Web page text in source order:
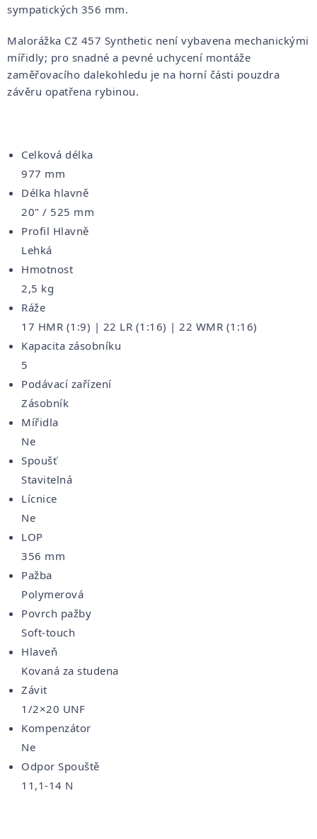
sympatických 356 mm.
Malorážka CZ 457 Synthetic není vybavena mechanickými
mířidly; pro snadné a pevné uchycení montáže
zaměřovacího dalekohledu je na horní části pouzdra
závěru opatřena rybinou.
Celková délka
977 mm
Délka hlavně
20" / 525 mm
Profil Hlavně
Lehká
Hmotnost
2,5 kg
Ráže
17 HMR (1:9) | 22 LR (1:16) | 22 WMR (1:16)
Kapacita zásobníku
5
Podávací zařízení
Zásobník
Mířidla
Ne
Spoušť
Stavitelná
Lícnice
Ne
LOP
356 mm
Pažba
Polymerová
Povrch pažby
Soft-touch
Hlaveň
Kovaná za studena
Závit
1/2×20 UNF
Kompenzátor
Ne
Odpor Spouště
11,1-14 N